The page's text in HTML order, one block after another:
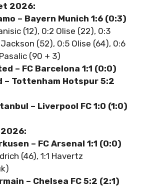
2026:
– Bayern Munich 1:6 (0:3)
(12), 0:2 Olise (22), 0:3
(52), 0:5 Olise (64), 0:6
(90 + 3)
– FC Barcelona 1:1 (0:0)
– Tottenham Hotspur 5:2
– Liverpool FC 1:0 (1:0)
2026:
– FC Arsenal 1:1 (0:0)
(46), 1:1 Havertz
– Chelsea FC 5:2 (2:1)